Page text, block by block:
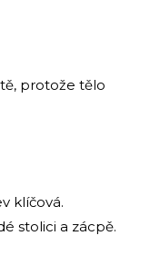
protože tělo
klíčová.
stolici a zácpě.